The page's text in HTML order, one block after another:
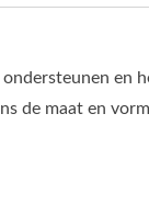
en
de maat en